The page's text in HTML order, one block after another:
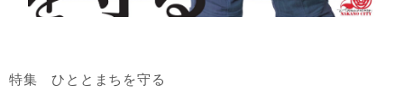
特集 ひととまちを守る